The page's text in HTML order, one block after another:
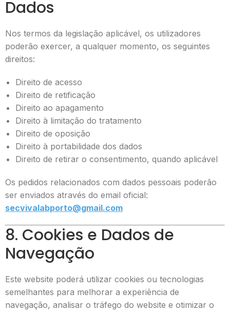
Dados
Nos termos da legislação aplicável, os utilizadores
poderão exercer, a qualquer momento, os seguintes
direitos:
Direito de acesso
Direito de retificação
Direito ao apagamento
Direito à limitação do tratamento
Direito de oposição
Direito à portabilidade dos dados
Direito de retirar o consentimento, quando aplicável
Os pedidos relacionados com dados pessoais poderão
ser enviados através do email oficial:
secvivalabporto@gmail.com
8. Cookies e Dados de
Navegação
Este website poderá utilizar cookies ou tecnologias
semelhantes para melhorar a experiência de
navegação, analisar o tráfego do website e otimizar o